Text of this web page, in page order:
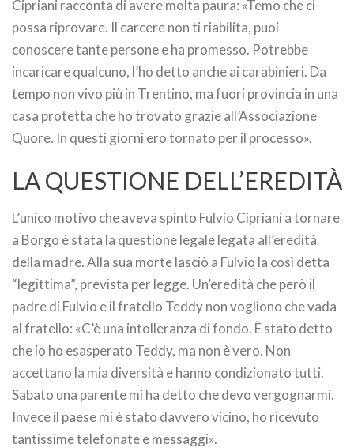
Cipriani racconta di avere molta paura: «Temo che ci
possa riprovare. Il carcere non ti riabilita, puoi
conoscere tante persone e ha promesso. Potrebbe
incaricare qualcuno, l’ho detto anche ai carabinieri. Da
tempo non vivo più in Trentino, ma fuori provincia in una
casa protetta che ho trovato grazie all’Associazione
Quore. In questi giorni ero tornato per il processo».
LA QUESTIONE DELL’EREDITÀ
L’unico motivo che aveva spinto Fulvio Cipriani a tornare
a Borgo è stata la questione legale legata all’eredità
della madre. Alla sua morte lasciò a Fulvio la così detta
“legittima”, prevista per legge. Un’eredità che però il
padre di Fulvio e il fratello Teddy non vogliono che vada
al fratello: «C’è una intolleranza di fondo. È stato detto
che io ho esasperato Teddy, ma non è vero. Non
accettano la mia diversità e hanno condizionato tutti.
Sabato una parente mi ha detto che devo vergognarmi.
Invece il paese mi è stato davvero vicino, ho ricevuto
tantissime telefonate e messaggi».